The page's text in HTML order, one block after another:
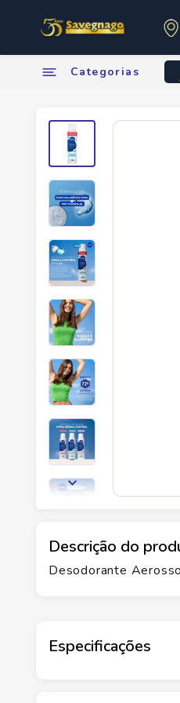
Categorias
Descrição do
Desodorante
Especificações